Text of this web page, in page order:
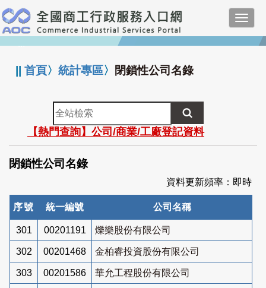
跳
到
主
要
:::
||首頁〉統計專區〉 閉鎖性公司名錄
全
站
檢
索
【熱門查詢】公司/商業/工廠登記資料
閉鎖性公司名錄
資料更新頻率：即時
序號 統一編號 公司名稱
301 00201191 爍樂股份有限公司
302 00201468 金柏睿投資股份有限公司
303 00201586 華允工程股份有限公司